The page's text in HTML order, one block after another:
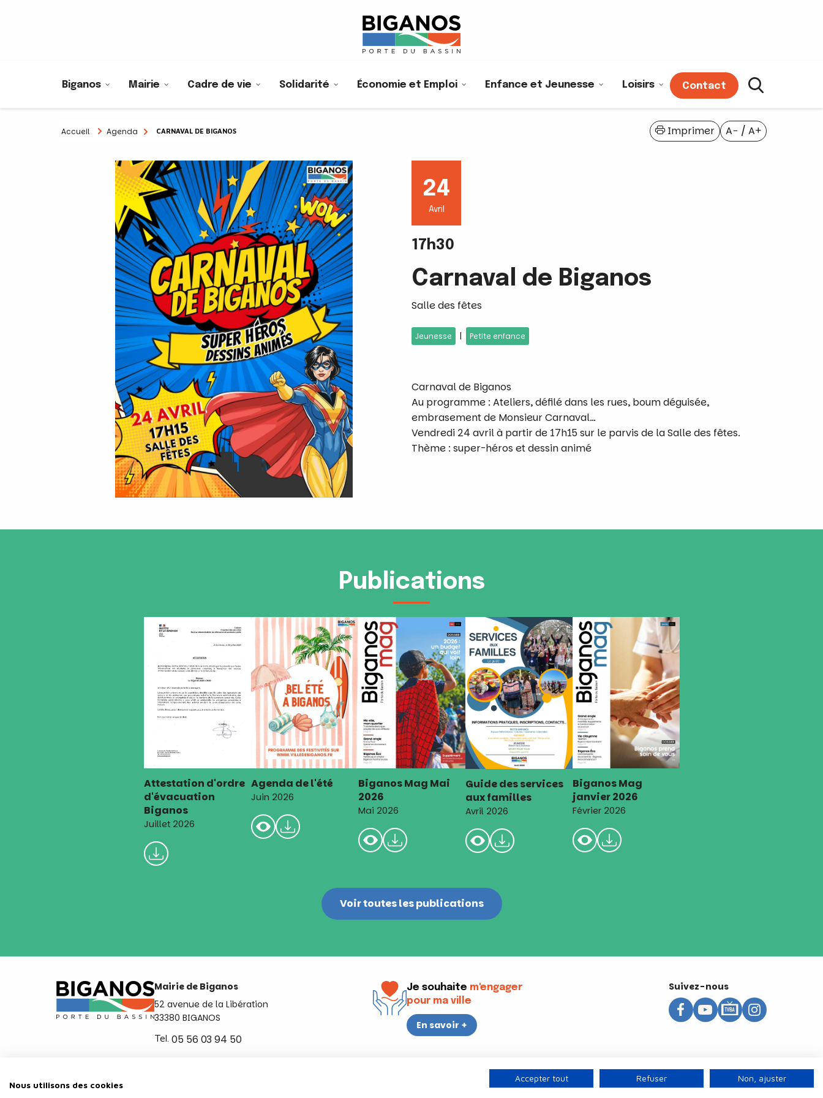
Biganos Mairie Cadre de vie Solidarité Économie et Emploi Enfance et Jeunesse Loisirs Contact
Accueil Agenda CARNAVAL DE BIGANOS A− / A+
Imprimer
24
Avril
17h30
Carnaval de Biganos
Salle des fêtes
Jeunesse | Petite enfance
Carnaval de Biganos
Au programme : Ateliers, défilé dans les rues, boum déguisée,
embrasement de Monsieur Carnaval…
Vendredi 24 avril à partir de 17h15 sur le parvis de la Salle des fêtes.
Thème : super-héros et dessin animé
Publications
Attestation d'ordre
d'évacuation
Biganos
Juillet 2026
Agenda de l'été
Juin 2026
Biganos Mag Mai
2026
Mai 2026
Guide des services
aux familles
Avril 2026
Biganos Mag
janvier 2026
Février 2026
Voir toutes les publications
Mairie de Biganos
52 avenue de la Libération
33380 BIGANOS
Tel. 05 56 03 94 50
Je souhaite m'engager
pour ma ville
En savoir +
Suivez-nous
Nous utilisons des cookies
Accepter tout Refuser Non, ajuster